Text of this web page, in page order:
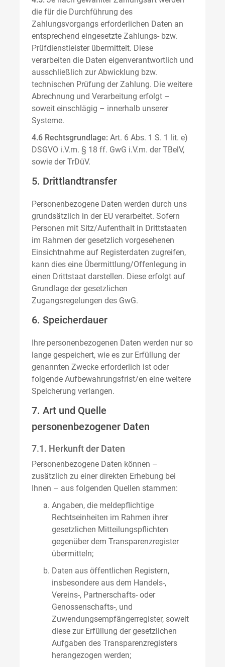
die für die Durchführung des
Zahlungsvorgangs erforderlichen Daten an
entsprechend eingesetzte Zahlungs- bzw.
Prüfdienstleister übermittelt. Diese
verarbeiten die Daten eigenverantwortlich und
ausschließlich zur Abwicklung bzw.
technischen Prüfung der Zahlung. Die weitere
Abrechnung und Verarbeitung erfolgt –
soweit einschlägig – innerhalb unserer
Systeme.
4.6 Rechtsgrundlage: Art. 6 Abs. 1 S. 1 lit. e)
DSGVO i.V.m. § 18 ff. GwG i.V.m. der TBelV,
sowie der TrDüV.
5. Drittlandtransfer
Personenbezogene Daten werden durch uns
grundsätzlich in der EU verarbeitet. Sofern
Personen mit Sitz/Aufenthalt in Drittstaaten
im Rahmen der gesetzlich vorgesehenen
Einsichtnahme auf Registerdaten zugreifen,
kann dies eine Übermittlung/Offenlegung in
einen Drittstaat darstellen. Diese erfolgt auf
Grundlage der gesetzlichen
Zugangsregelungen des GwG.
6. Speicherdauer
Ihre personenbezogenen Daten werden nur so
lange gespeichert, wie es zur Erfüllung der
genannten Zwecke erforderlich ist oder
folgende Aufbewahrungsfrist/en eine weitere
Speicherung verlangen.
7. Art und Quelle
personenbezogener Daten
7.1. Herkunft der Daten
Personenbezogene Daten können –
zusätzlich zu einer direkten Erhebung bei
Ihnen – aus folgenden Quellen stammen:
Angaben, die meldepflichtige
Rechtseinheiten im Rahmen ihrer
gesetzlichen Mitteilungspflichten
gegenüber dem Transparenzregister
übermitteln;
Daten aus öffentlichen Registern,
insbesondere aus dem Handels-,
Vereins-, Partnerschafts- oder
Genossenschafts-, und
Zuwendungsempfängerregister, soweit
diese zur Erfüllung der gesetzlichen
Aufgaben des Transparenzregisters
herangezogen werden;